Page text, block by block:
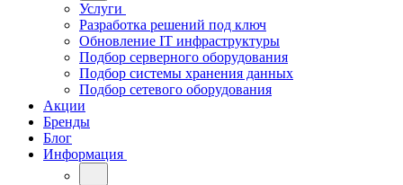
Услуги
Разработка решений под ключ
Обновление IT инфраструктуры
Подбор серверного оборудования
Подбор системы хранения данных
Подбор сетевого оборудования
Акции
Бренды
Блог
Информация